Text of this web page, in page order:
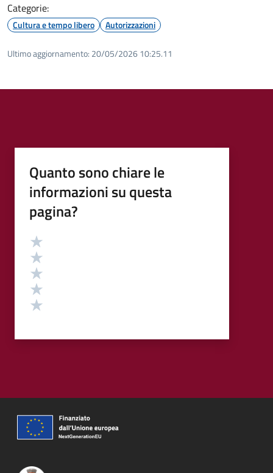
Categorie:
Cultura e tempo libero Autorizzazioni
Ultimo aggiornamento: 20/05/2026 10:25.11
Quanto sono chiare le
informazioni su questa
pagina?
Valutazione